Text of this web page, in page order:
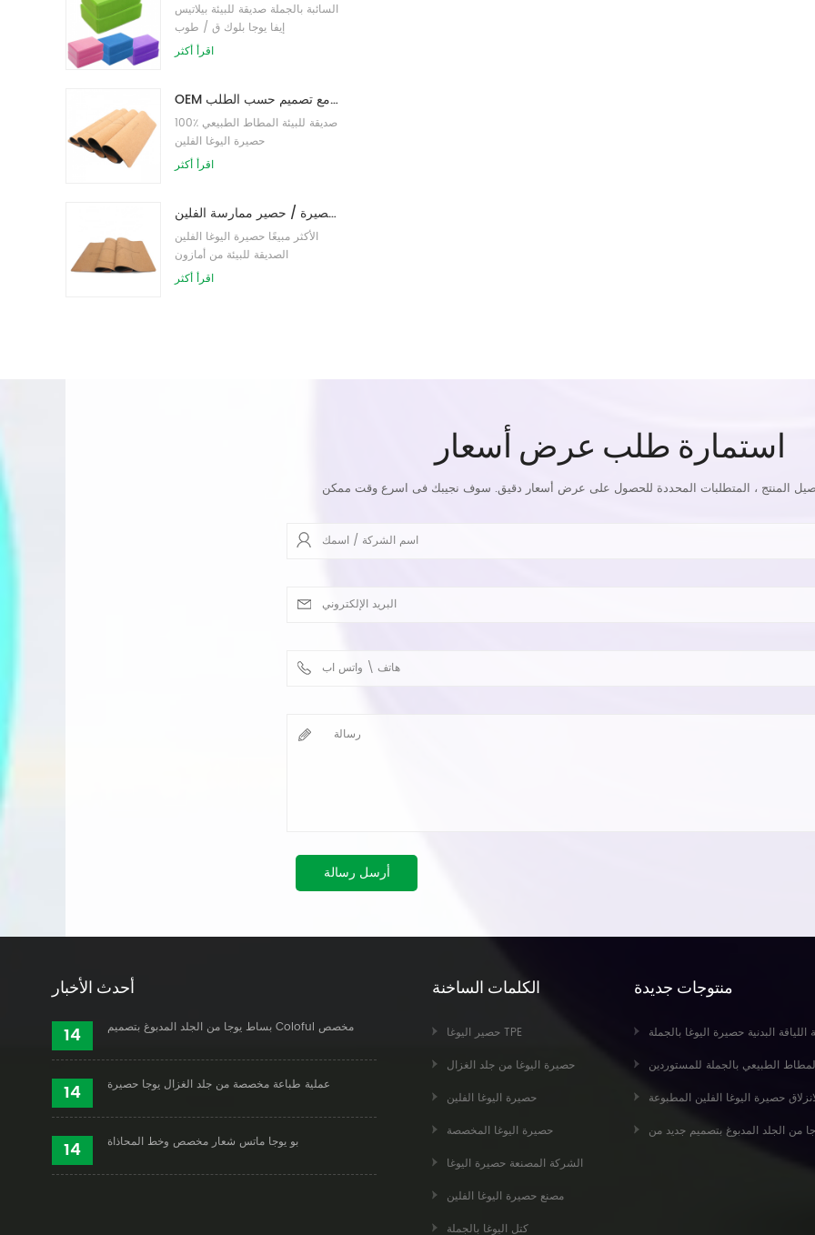
السائبة بالجملة صديقة للبيئة بيلاتيس
إيفا يوجا بلوك ق / طوب
اقرأ أكثر
OEM حصيرة اليوغا الفلين التسمية الخاصة مع تصميم حسب الطلب
100٪ صديقة للبيئة المطاط الطبيعي
حصيرة اليوغا الفلين
اقرأ أكثر
صديقة للبيئة المطاط / اللياقة البدنية / مخصص اليوغا حصيرة / حصير ممارسة الفلين
الأكثر مبيعًا حصيرة اليوغا الفلين
الصديقة للبيئة من أمازون
اقرأ أكثر
استمارة طلب عرض أسعار
أرسل رسالة
أحدث الأخبار
14 بساط يوجا من الجلد المدبوغ بتصميم Coloful مخصص
14 عملية طباعة مخصصة من جلد الغزال يوجا حصيرة
14 بو يوجا ماتس شعار مخصص وخط المحاذاة
الكلمات الساخنة
حصير اليوغا TPE
حصيرة اليوغا من جلد الغزال
حصيرة اليوغا الفلين
حصيرة اليوغا المخصصة
الشركة المصنعة حصيرة اليوغا
مصنع حصيرة اليوغا الفلين
كتل اليوغا بالجملة
منتوجات جديدة
زلة صديقة للبيئة ممارسة اللياقة البدنية حصيرة اليوغا بالجملة
اليوغا من الجلد المدبوغ والمطاط الطبيعي بالجملة للمستوردين
الطبيعي صديقة للبيئة عدم الانزلاق حصيرة اليوغا الفلين المطبوعة